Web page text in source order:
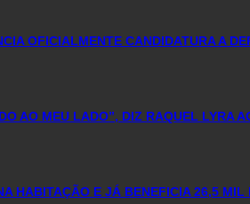
OFICIALMENTE CANDIDATURA A
AO MEU LADO”, DIZ RAQUEL LYRA
HABITAÇÃO E JÁ BENEFICIA 26,5